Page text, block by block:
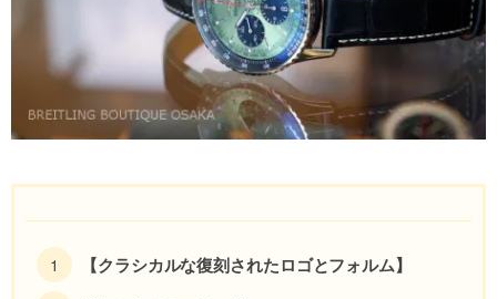
【クラシカルな復刻されたロゴとフォルム】